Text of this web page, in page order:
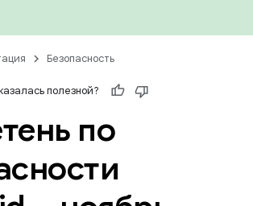
Безопасность
полезной?
по